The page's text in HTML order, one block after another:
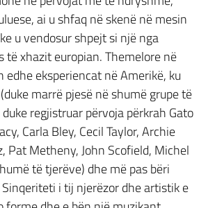
ai u shfaq në skenë në mesin
u vendosur shpejt si një nga
të xhazit europian. Themelore në
edhe eksperiencat në Amerikë, ku
marrë pjesë në shumë grupe të
regjistruar përvoja përkrah Gato
Carla Bley, Cecil Taylor, Archie
Pat Metheny, John Scofield, Michel
të tjerëve) dhe më pas bëri
i tij njerëzor dhe artistik e